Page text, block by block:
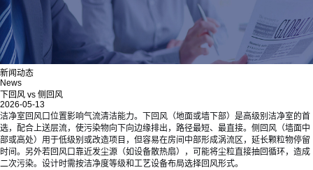
新闻动态
News
下回风 vs 侧回风
2026-05-13
洁净室回风口位置影响气流清洁能力。下回风（地面或墙下部）是高级别洁净室的首
选，配合上送层流，使污染物向下向边缘排出，路径最短、最直接。侧回风（墙面中
部或高处）用于低级别或改造项目，但容易在房间中部形成涡流区，延长颗粒物停留
时间。另外若回风口靠近发尘源（如设备散热扇），可能将尘粒直接抽回循环，造成
二次污染。设计时需按洁净度等级和工艺设备布局选择回风形式。